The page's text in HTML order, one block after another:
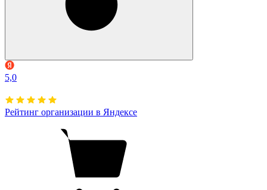
5,0
Рейтинг организации в Яндексе